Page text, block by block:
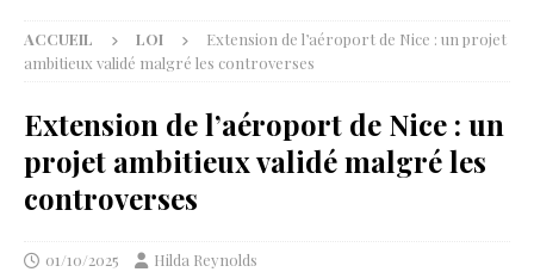
ACCUEIL LOI
Extension de l’aéroport de Nice : un projet
ambitieux validé malgré les controverses
Extension de l’aéroport de Nice : un
projet ambitieux validé malgré les
controverses
01/10/2025 Hilda Reynolds